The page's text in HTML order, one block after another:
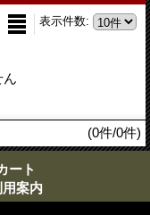
表示件数:
ん
(0件/0件)
ート
用案内